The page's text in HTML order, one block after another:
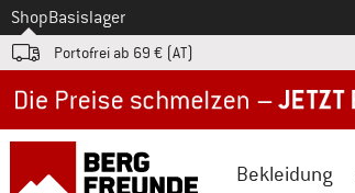
Zum
ShopBasislager
Portofrei ab 69 € (AT)
Bekleidung